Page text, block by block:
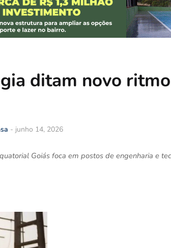
ditam novo
- junho 14, 2026
Goiás foca em postos de engenharia e